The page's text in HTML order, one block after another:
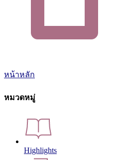
หน้าหลัก
หมวดหมู่
Highlights